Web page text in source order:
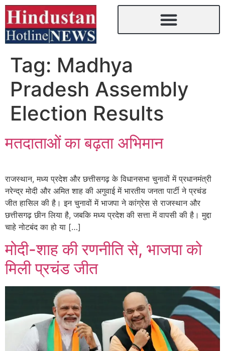
Tag: Madhya
Pradesh Assembly
Election Results
मतदाताओं का बढ़ता अभिमान
राजस्थान, मध्य प्रदेश और छत्तीसगढ़ के विधानसभा चुनावों में प्रधानमंत्री
नरेन्द्र मोदी और अमित शाह की अगुवाई में भारतीय जनता पार्टी ने प्रचंड
जीत हासिल की है। इन चुनावों में भाजपा ने कांग्रेस से राजस्थान और
छत्तीसगढ़ छीन लिया है, जबकि मध्य प्रदेश की सत्ता में वापसी की है। मुद्दा
चाहे नोटबंद का हो या […]
मोदी-शाह की रणनीति से, भाजपा को
मिली प्रचंड जीत